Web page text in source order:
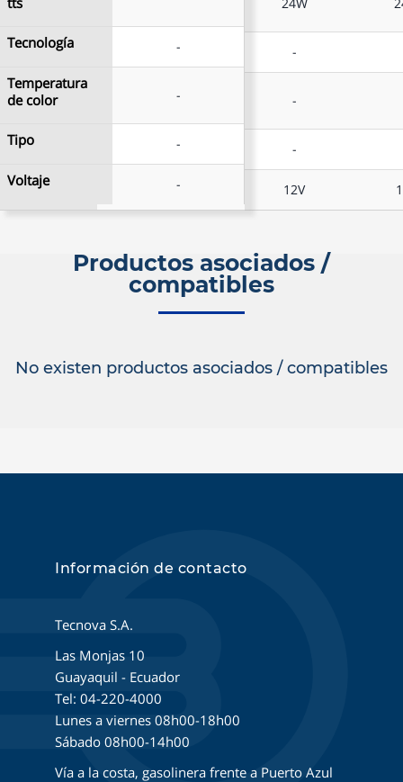
tts
Tecnología -
Temperatura
de color
-
Tipo -
Voltaje 12V
Tecnología -
Temperatura
de color
-
Tipo -
Voltaje -
Productos asociados /
compatibles
No existen productos asociados / compatibles
Información de contacto
Tecnova S.A.
Las Monjas 10
Guayaquil - Ecuador
Tel: 04-220-4000
Lunes a viernes 08h00-18h00
Sábado 08h00-14h00
Vía a la costa, gasolinera frente a Puerto Azul